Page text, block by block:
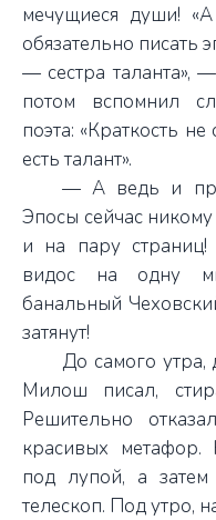
мечущиеся души!
обязательно писать
— сестра таланта»,
потом вспомнил
поэта: «Краткость
есть талант».
— А ведь и
Эпосы сейчас
и на пару
видос на одну
банальный
затянут!
До самого
Милош писал,
Решительно
красивых метафор.
под лупой, а
телескоп. Под утро,